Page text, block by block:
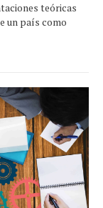
teóricas
un país como